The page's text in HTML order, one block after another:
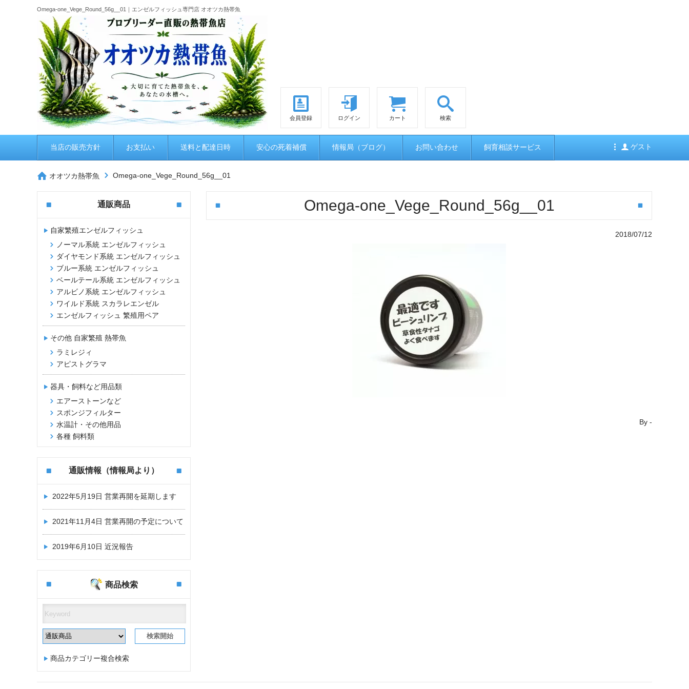
Omega-one_Vege_Round_56g__01｜エンゼルフィッシュ専門店 オオツカ熱帯魚
会員登録 ログイン カート 検索
ゲスト
当店の販売方針 お支払い 送料と配達日時 安心の死着補償 情報局（ブログ） お問い合わせ 飼育相談サービス
オオツカ熱帯魚 Omega-one_Vege_Round_56g__01
Omega-one_Vege_Round_56g__01
2018/07/12
By -
通販商品
自家繁殖エンゼルフィッシュ
ノーマル系統 エンゼルフィッシュ
ダイヤモンド系統 エンゼルフィッシュ
ブルー系統 エンゼルフィッシュ
ベールテール系統 エンゼルフィッシュ
アルビノ系統 エンゼルフィッシュ
ワイルド系統 スカラレエンゼル
エンゼルフィッシュ 繁殖用ペア
その他 自家繁殖 熱帯魚
ラミレジィ
アピストグラマ
器具・飼料など用品類
エアーストーンなど
スポンジフィルター
水温計・その他用品
各種 飼料類
通販情報（情報局より）
2022年5月19日 営業再開を延期します
2021年11月4日 営業再開の予定について
2019年6月10日 近況報告
商品検索
商品カテゴリー複合検索